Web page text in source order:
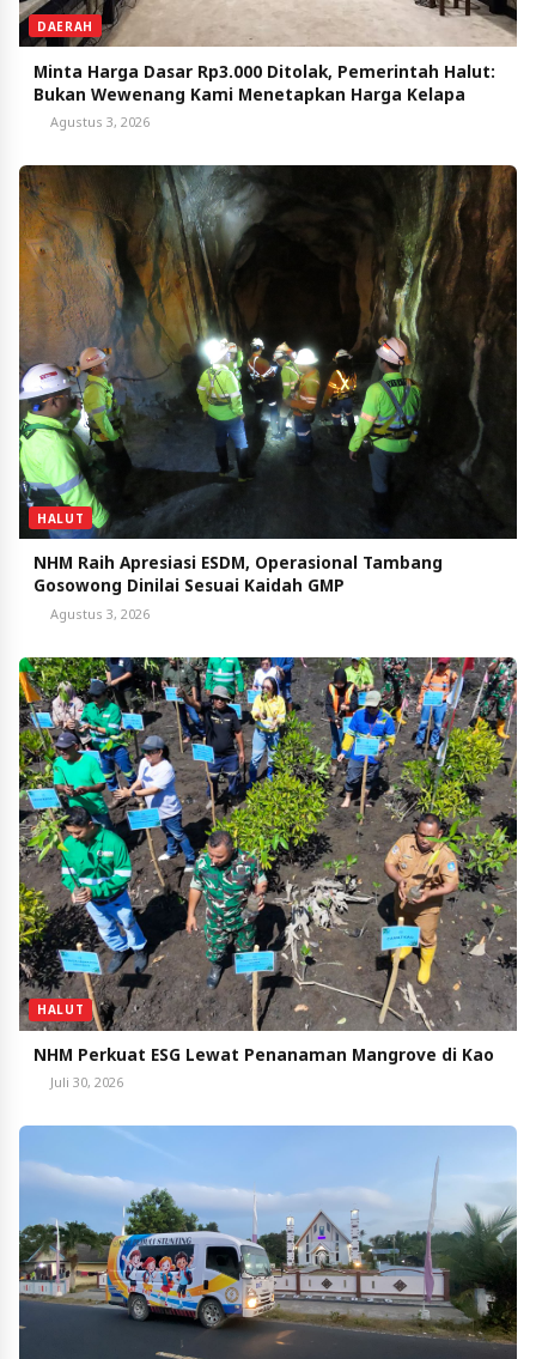
DAERAH
Minta Harga Dasar Rp3.000 Ditolak, Pemerintah Halut:
Bukan Wewenang Kami Menetapkan Harga Kelapa
Agustus 3, 2026
HALUT
NHM Raih Apresiasi ESDM, Operasional Tambang
Gosowong Dinilai Sesuai Kaidah GMP
Agustus 3, 2026
HALUT
NHM Perkuat ESG Lewat Penanaman Mangrove di Kao
Juli 30, 2026